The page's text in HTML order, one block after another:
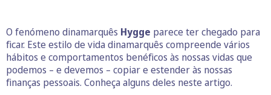
O fenómeno dinamarquês Hygge parece ter chegado para
ficar. Este estilo de vida dinamarquês compreende vários
hábitos e comportamentos benéficos às nossas vidas que
podemos – e devemos – copiar e estender às nossas
finanças pessoais. Conheça alguns deles neste artigo.